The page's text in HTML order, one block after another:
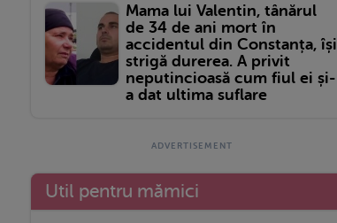
Mama lui Valentin, tânărul
de 34 de ani mort în
accidentul din Constanța, își
strigă durerea. A privit
neputincioasă cum fiul ei și-
a dat ultima suflare
Util pentru mămici